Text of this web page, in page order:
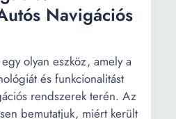
Navigációs
olyan eszköz, amely a
és funkcionalitást
rendszerek terén. Az
bemutatjuk, miért került